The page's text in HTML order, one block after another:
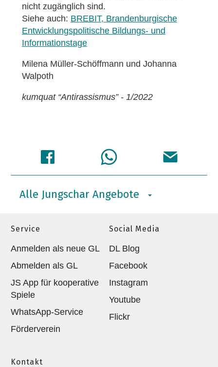
nicht zugänglich sind.
Siehe auch: BREBIT, Brandenburgische
Entwicklungspolitische Bildungs- und
Informationstage
Milena Müller-Schöffmann und Johanna
Walpoth
kumquat “Antirassismus” - 1/2022
Alle Jungschar Angebote
Service
Anmelden als neue GL
Abmelden als GL
JS App für kooperative
Spiele
WhatsApp-Service
Förderverein
Social Media
DL Blog
Facebook
Instagram
Youtube
Flickr
Kontakt